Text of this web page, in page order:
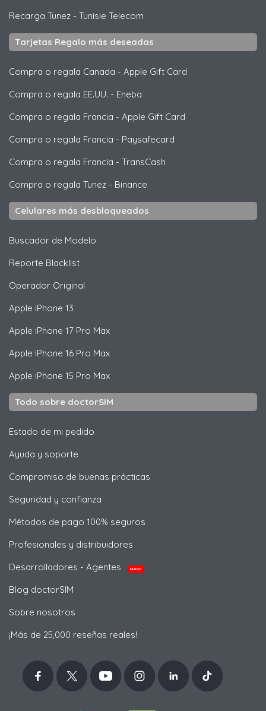
Recarga Tunez - Tunisie Telecom
Tarjetas Regalo más deseadas
Compra o regala Canada - Apple Gift Card
Compra o regala EE.UU. - Eneba
Compra o regala Francia - Apple Gift Card
Compra o regala Francia - Paysafecard
Compra o regala Francia - TransCash
Compra o regala Tunez - Binance
Celulares más desbloqueados
Buscador de Modelo
Reporte Blacklist
Operador Original
Apple iPhone 13
Apple iPhone 17 Pro Max
Apple iPhone 16 Pro Max
Apple iPhone 15 Pro Max
Todo sobre doctorSIM
Estado de mi pedido
Ayuda y soporte
Compromiso de buenas prácticas
Seguridad y confianza
Métodos de pago 100% seguros
Profesionales y distribuidores
Desarrolladores - Agentes
NUEVO
Blog doctorSIM
Sobre nosotros
¡Más de 25,000 reseñas reales!